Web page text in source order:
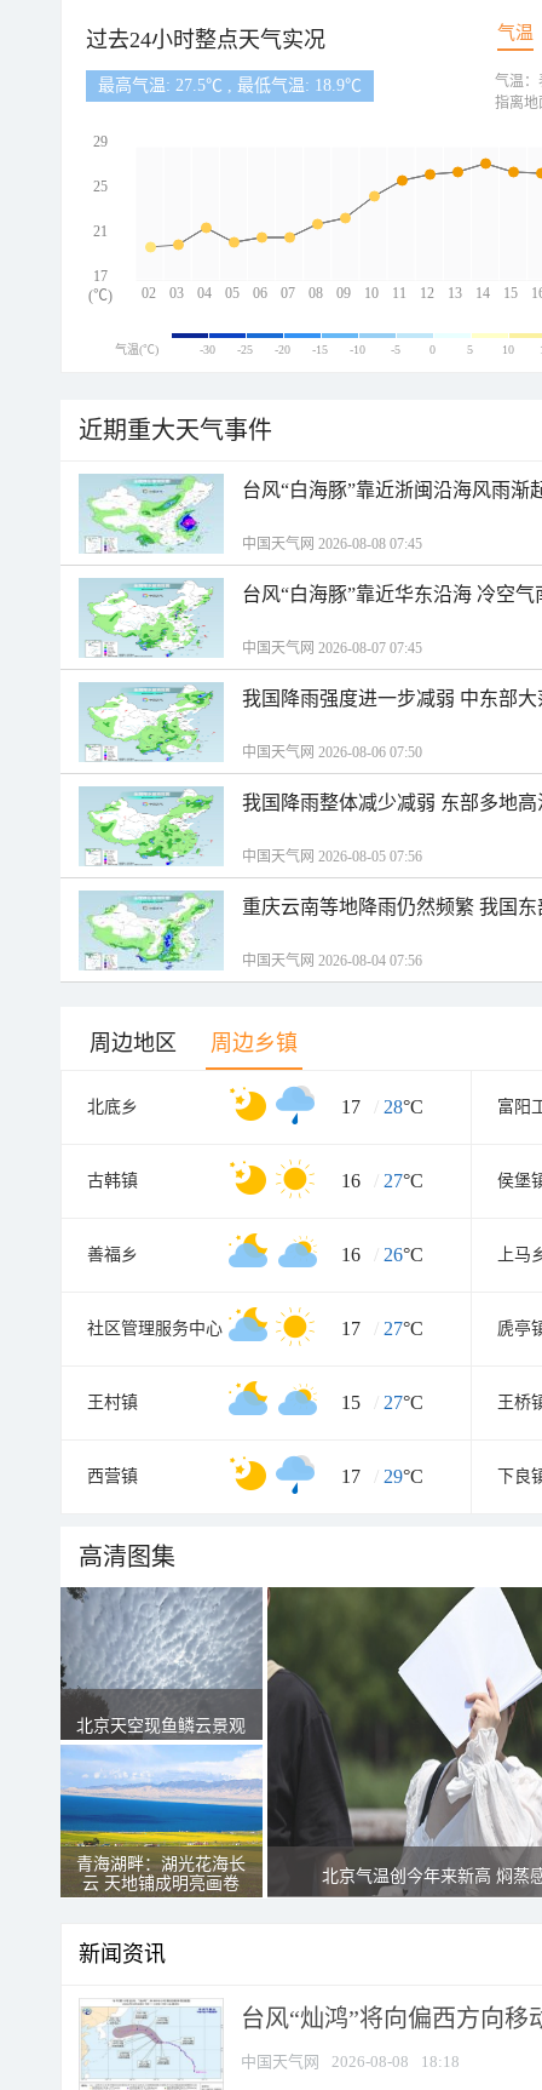
过去24小时整点天气实况 气温
最高气温: 27.5℃ , 最低气温: 18.9℃
02 03 04 05 06 07 08 09 10 11 12 13 14 15
29
25
21
17
(℃)
气温：
指离地
气温(℃) -30 -25 -20 -15 -10 -5 0 5 10
近期重大天气事件
台风“白海豚”靠近浙闽沿海风雨渐
中国天气网 2026-08-08 07:45
台风“白海豚”靠近华东沿海 冷空
中国天气网 2026-08-07 07:45
我国降雨强度进一步减弱 中东部
中国天气网 2026-08-06 07:50
我国降雨整体减少减弱 东部多地
中国天气网 2026-08-05 07:56
重庆云南等地降雨仍然频繁 我国
中国天气网 2026-08-04 07:56
周边地区 周边乡镇
北底乡 17 / 28°C 富阳
古韩镇 16 / 27°C 侯堡
善福乡 16 / 26°C 上马
社区管理服务中心 17 / 27°C 虒亭
王村镇 15 / 27°C 王桥
西营镇 17 / 29°C 下良
高清图集
北京天空现鱼鳞云景观
青海湖畔：湖光花海长
云 天地铺成明亮画卷
北京气温创今年来新高 焖蒸
新闻资讯
台风“灿鸿”将向偏西方向移
中国天气网 2026-08-08 18:18